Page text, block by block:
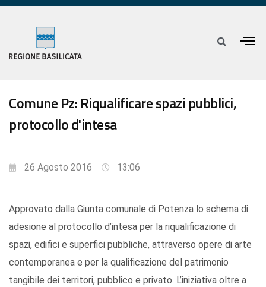
Comune Pz: Riqualificare spazi pubblici,
protocollo d'intesa
26 Agosto 2016 13:06
Approvato dalla Giunta comunale di Potenza lo schema di
adesione al protocollo d’intesa per la riqualificazione di
spazi, edifici e superfici pubbliche, attraverso opere di arte
contemporanea e per la qualificazione del patrimonio
tangibile dei territori, pubblico e privato. L’iniziativa oltre a